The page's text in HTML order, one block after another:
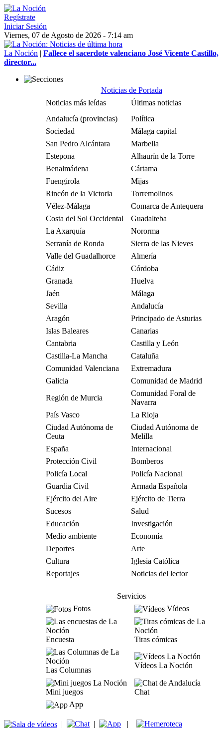
Regístrate
Iniciar Sesión
Viernes, 07 de Agosto de 2026 - 7:14 am
La Noción | Fallece el sacerdote valenciano José Vicente Castillo,
director...
Noticias de Portada
Noticias más leídas
Últimas noticias
Andalucía (provincias)
Política
Sociedad
Málaga capital
San Pedro Alcántara
Marbella
Estepona
Alhaurín de la Torre
Benalmádena
Cártama
Fuengirola
Mijas
Rincón de la Victoria
Torremolinos
Vélez-Málaga
Comarca de Antequera
Costa del Sol Occidental
Guadalteba
La Axarquía
Nororma
Serranía de Ronda
Sierra de las Nieves
Valle del Guadalhorce
Almería
Cádiz
Córdoba
Granada
Huelva
Jaén
Málaga
Sevilla
Andalucía
Aragón
Principado de Asturias
Islas Baleares
Canarias
Cantabria
Castilla y León
Castilla-La Mancha
Cataluña
Comunidad Valenciana
Extremadura
Galicia
Comunidad de Madrid
Región de Murcia
Comunidad Foral de
Navarra
País Vasco
La Rioja
Ciudad Autónoma de
Ceuta
Ciudad Autónoma de
Melilla
España
Internacional
Protección Civil
Bomberos
Policía Local
Policía Nacional
Guardia Civil
Armada Española
Ejército del Aire
Ejército de Tierra
Sucesos
Salud
Educación
Investigación
Medio ambiente
Economía
Deportes
Arte
Cultura
Iglesia Católica
Reportajes
Noticias del lector
Servicios
Fotos
Vídeos
Encuesta Tiras cómicas
Las Columnas
Vídeos La Noción
Mini juegos
Chat
App
| | |